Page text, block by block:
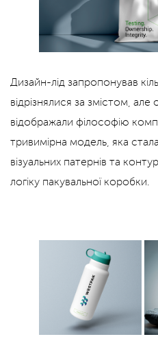
Дизайн-лід запропонував
відрізнялися за змістом,
відображали філософію
тривимірна модель, яка
візуальних патернів та
логіку пакувальної коробки.